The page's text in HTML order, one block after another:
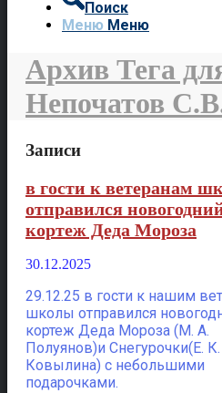
Поиск
Меню Меню
Архив Тега
Непочатов
Записи
в гости к ветеранам
отправился
кортеж Деда Мороза
30.12.2025
29.12.25 в гости к нашим
школы отправился
кортеж Деда Мороза (М. А.
Полуянов)и Снегурочки(Е. К.
Ковылина) с небольшими
подарочками.